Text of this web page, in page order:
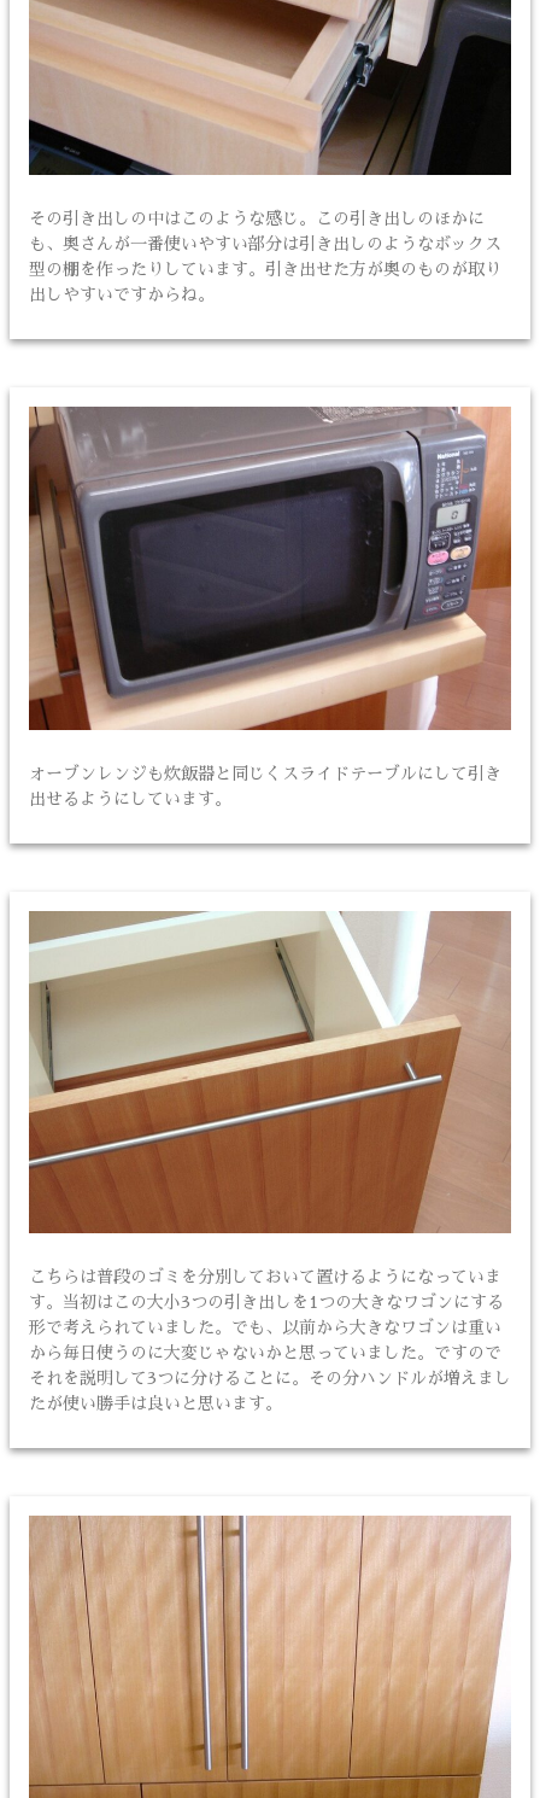
その引き出しの中はこのような感じ。この引き出しのほかに
も、奥さんが一番使いやすい部分は引き出しのようなボックス
型の棚を作ったりしています。引き出せた方が奥のものが取り
出しやすいですからね。
オーブンレンジも炊飯器と同じくスライドテーブルにして引き
出せるようにしています。
こちらは普段のゴミを分別しておいて置けるようになっていま
す。当初はこの大小3つの引き出しを1つの大きなワゴンにする
形で考えられていました。でも、以前から大きなワゴンは重い
から毎日使うのに大変じゃないかと思っていました。ですので
それを説明して3つに分けることに。その分ハンドルが増えまし
たが使い勝手は良いと思います。